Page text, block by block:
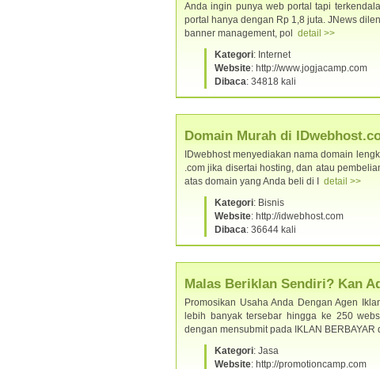
Anda ingin punya web portal tapi
portal hanya dengan Rp 1,8 juta. JNews
banner management, pol detail >>
Kategori: Internet
Website: http://www.jogjacamp.com
Dibaca: 34818 kali
Domain Murah di
IDwebhost menyediakan nama domain
.com jika disertai hosting, dan atau
atas domain yang Anda beli di I detail >>
Kategori: Bisnis
Website: http://idwebhost.com
Dibaca: 36644 kali
Malas Beriklan Sendiri? Kan
Promosikan Usaha Anda Dengan Agen
lebih banyak tersebar hingga ke 250
dengan mensubmit pada IKLAN BERBAYAR
Kategori: Jasa
Website: http://promotioncamp.com